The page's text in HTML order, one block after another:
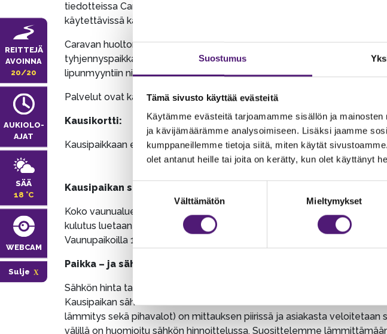
Suostumus
Tämä sivusto käyttää evästeitä
Käytämme evästeitä tarjoamamme sisällön ja
ja kävijämäärämme analysoimiseen. Lisäksi jaamme
kumppaneillemme tietoja siitä, miten käytät
olet antanut heille tai joita on kerätty, kun olet käyttänyt
Välttämätön Mieltymykset
REITTEJÄ
AVOINNA
20/20
AUKIOLO­
AJAT
SÄÄ
18 °C
WEBCAM
Sulje
tiedotteissa Caravan sivulla sekä ilmoitustauluilla. Loma-aikojen
käytettävissä kaikkina päivinä.
Caravan huoltorakennuksesta löytyvät miesten ja naisten saunat,
tyhjennyspaikka. Lisäksi tiskauspaikalla on pyykinpesukone ja
lipunmyyntiin niiden aukioloaikoina. Myynnissä on myös kymppikortti,
Palvelut ovat käytettävissä ympäri vuoden, kuitenkin vain maksetun
Kausikortti:
Kausipaikkaan ei sisälly kausikorttia. Kausikortteja on voinut hankkia
Kausipaikan sähkö
Koko vaunualueella on käytössä vaunupaikkakohtainen
kulutus luetaan etänä ja laskutetaan kulutuksen mukaisesti. Sähkön
Vaunupaikoilla 150-306, tarvitaan sähkötolppaan kolminapainen
Paikka – ja sähkömaksujen seuranta
Sähkön hinta talvikaudella 2025-2026 on 0,40€/kWh.
Kausipaikan sähkön kulutus on tarkoitettu ainoastaan vaunun
lämmitys sekä pihavalot) on mittauksen piirissä ja asiakasta
välillä on huomioitu sähkön hinnoittelussa. Suosittelemme